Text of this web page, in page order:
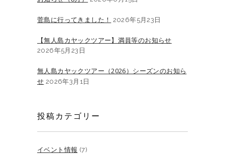
菅島に行ってきました！ 2026年5月23日
【無人島カヤックツアー】満員等のお知らせ
2026年5月23日
無人島カヤックツアー（2026）シーズンのお知ら
せ 2026年3月1日
投稿カテゴリー
イベント情報 (7)